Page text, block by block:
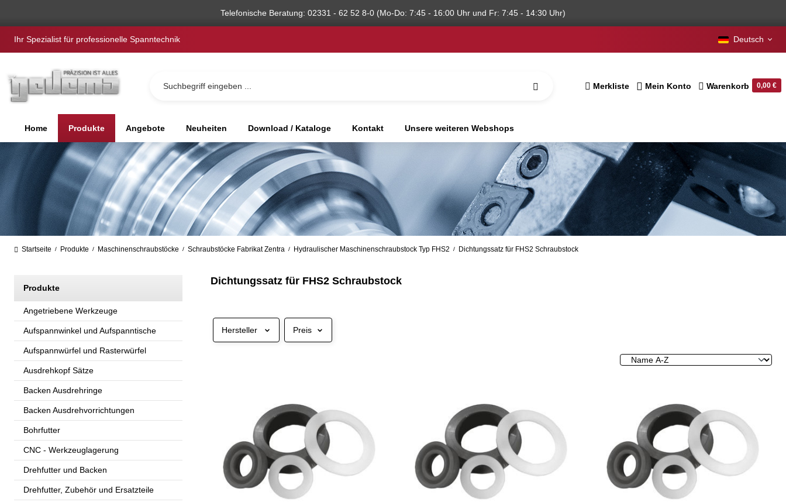
Telefonische Beratung: 02331 - 62 52 8-0 (Mo-Do: 7:45 - 16:00 Uhr und Fr: 7:45 - 14:30 Uhr)
Ihr Spezialist für professionelle Spanntechnik Deutsch
Merkliste Mein Konto Warenkorb 0,00 €
Home Produkte Angebote Neuheiten Download / Kataloge Kontakt Unsere weiteren Webshops
Startseite / Produkte / Maschinenschraubstöcke / Schraubstöcke Fabrikat Zentra / Hydraulischer Maschinenschraubstock Typ FHS2 / Dichtungssatz für FHS2 Schraubstock
Produkte
Angetriebene Werkzeuge
Aufspannwinkel und Aufspanntische
Aufspannwürfel und Rasterwürfel
Ausdrehkopf Sätze
Backen Ausdrehringe
Backen Ausdrehvorrichtungen
Bohrfutter
CNC - Werkzeuglagerung
Drehfutter und Backen
Drehfutter, Zubehör und Ersatzteile
Dichtungssatz für FHS2 Schraubstock
Hersteller Preis